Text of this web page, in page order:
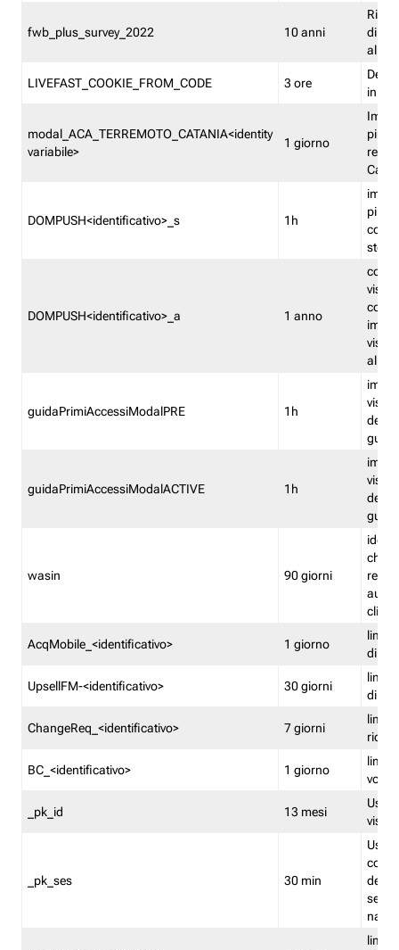
fwb_plus_survey_2022 10 anni
di
LIVEFAST_COOKIE_FROM_CODE 3 ore
in
modal_ACA_TERREMOTO_CATANIA<identity
variabile>
1 giorno
più
DOMPUSH<identificativo>_s 1h
più
DOMPUSH<identificativo>_a 1 anno
guidaPrimiAccessiModalPRE 1h
della
guidaPrimiAccessiModalACTIVE 1h
della
wasin 90 giorni
che
rete
clienti
AcqMobile_<identificativo> 1 giorno
limita
di
UpsellFM-<identificativo> 30 giorni
limita
di
ChangeReq_<identificativo> 7 giorni
limita
BC_<identificativo> 1 giorno
limita
_pk_id 13 mesi
_pk_ses 30 min